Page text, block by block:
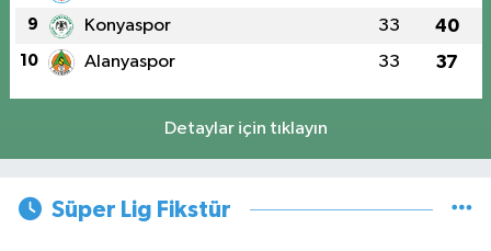
9 Konyaspor 33 40
10 Alanyaspor 33 37
Detaylar için tıklayın
Süper Lig Fikstür